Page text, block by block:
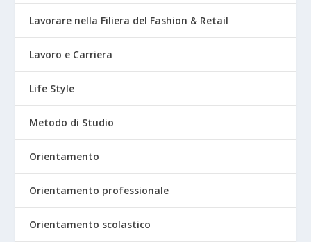
Lavorare nella Filiera del Fashion & Retail
Lavoro e Carriera
Life Style
Metodo di Studio
Orientamento
Orientamento professionale
Orientamento scolastico